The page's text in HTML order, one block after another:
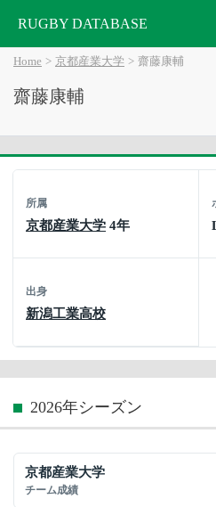
RUGBY DATABASE
Home 京都産業大学 齋藤康輔
齋藤康輔
所属
京都産業大学 4年
出身
新潟工業高校
2026年シーズン
京都産業大学
チーム成績